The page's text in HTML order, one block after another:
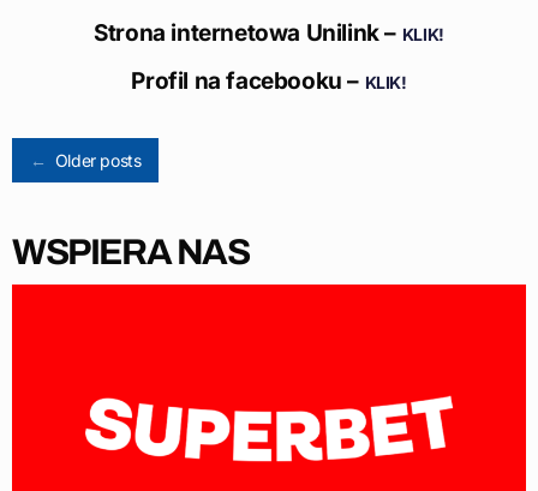
Strona internetowa Unilink – KLIK!
Profil na facebooku – KLIK!
Posts
navigation
← Older posts
WSPIERA NAS